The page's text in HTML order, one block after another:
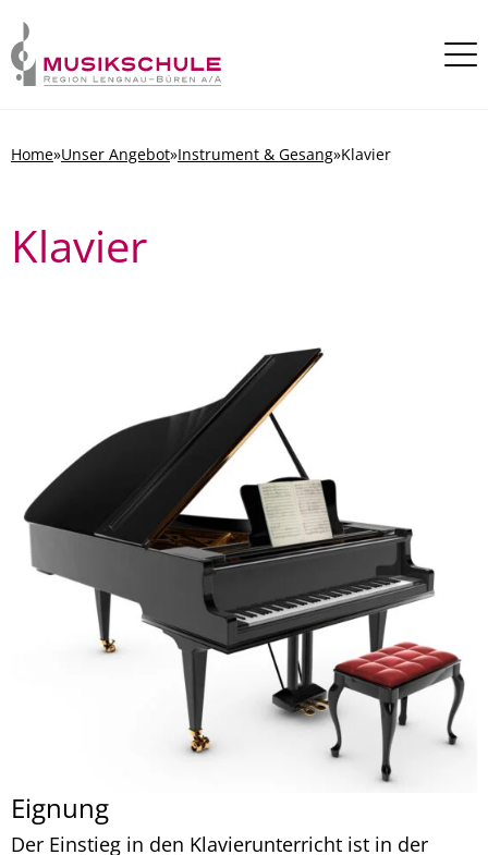
Home»Unser Angebot»Instrument & Gesang»Klavier
Klavier
Eignung
Der Einstieg in den Klavierunterricht ist in der